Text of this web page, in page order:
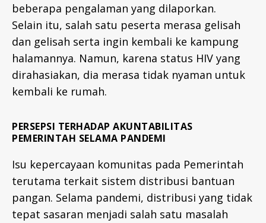
beberapa pengalaman yang dilaporkan.
Selain itu, salah satu peserta merasa gelisah
dan gelisah serta ingin kembali ke kampung
halamannya. Namun, karena status HIV yang
dirahasiakan, dia merasa tidak nyaman untuk
kembali ke rumah.
PERSEPSI TERHADAP AKUNTABILITAS
PEMERINTAH SELAMA PANDEMI
Isu kepercayaan komunitas pada Pemerintah
terutama terkait sistem distribusi bantuan
pangan. Selama pandemi, distribusi yang tidak
tepat sasaran menjadi salah satu masalah